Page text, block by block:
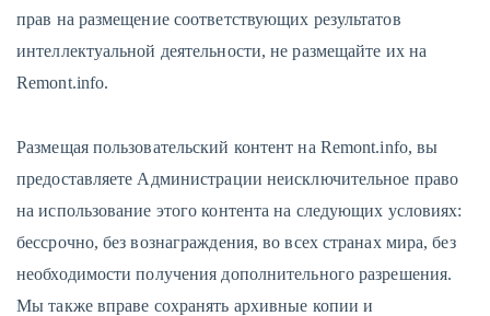
прав на размещение соответствующих результатов
интеллектуальной деятельности, не размещайте их на
Remont.info.
Размещая пользовательский контент на Remont.info, вы
предоставляете Администрации неисключительное право
на использование этого контента на следующих условиях:
бессрочно, без вознаграждения, во всех странах мира, без
необходимости получения дополнительного разрешения.
Мы также вправе сохранять архивные копии и